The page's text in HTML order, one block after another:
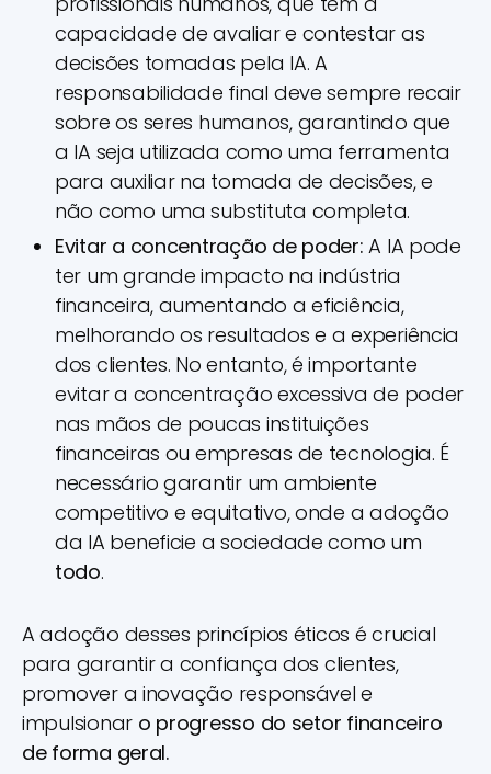
capacidade de avaliar e contestar as
decisões tomadas pela IA. A
responsabilidade final deve sempre recair
sobre os seres humanos, garantindo que
a IA seja utilizada como uma ferramenta
para auxiliar na tomada de decisões, e
não como uma substituta completa.
Evitar a concentração de poder:A IA pode
ter um grande impacto na indústria
financeira, aumentando a eficiência,
melhorando os resultados e a experiência
dos clientes. No entanto, é importante
evitar a concentração excessiva de poder
nas mãos de poucas instituições
financeiras ou empresas de tecnologia. É
necessário garantir um ambiente
competitivo e equitativo, onde a adoção
da IA beneficie a sociedade como um
todo.
A adoção desses princípios éticos é crucial
para garantir a confiança dos clientes,
promover a inovação responsável e
impulsionar o progresso do setor financeiro
de forma geral.